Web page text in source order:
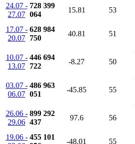
24.07 -
27.07
728 399
064
15.81 53
17.07 -
20.07
628 984
750
40.81 51
10.07 -
13.07
446 694
722
-8.27 50
03.07 -
06.07
486 963
051
-45.85 55
26.06 -
29.06
899 292
437
97.6 56
19.06 - 455 101
-48.01 55